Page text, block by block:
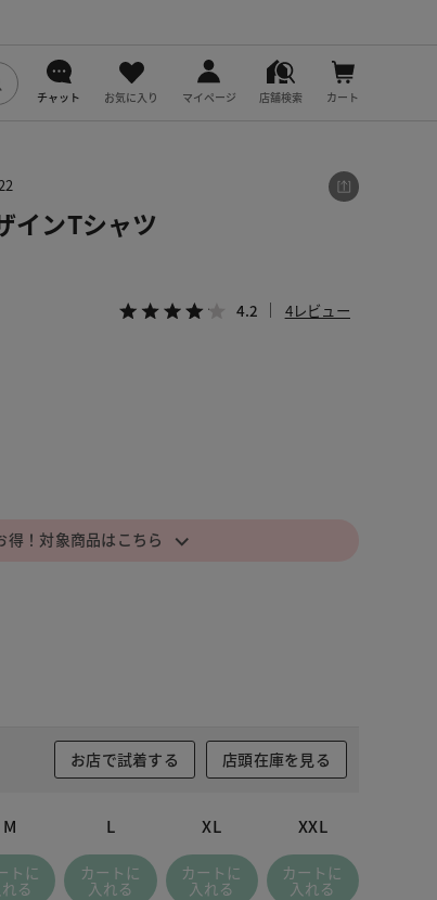
チャット お気に入り マイページ 店舗検索 カート
インTシャツ
4.2 4レビュー
得！対象商品はこちら ⌵
お店で試着する 店頭在庫を見る
M
トに
る
L
カートに
入れる
XL
カートに
入れる
XXL
カートに
入れる